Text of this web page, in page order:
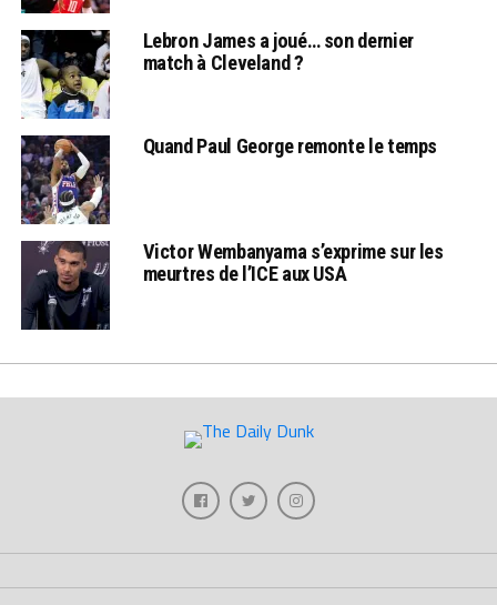
Lebron James a joué… son dernier
match à Cleveland ?
Quand Paul George remonte le temps
Victor Wembanyama s’exprime sur les
meurtres de l’ICE aux USA